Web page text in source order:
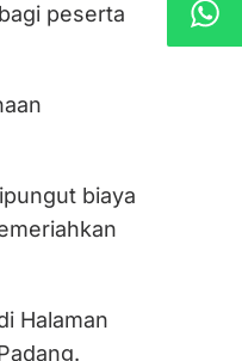
peserta
biaya
Halaman